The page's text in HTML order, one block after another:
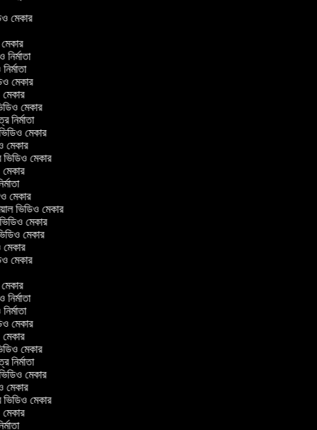
মেকার
মেকার
নির্মাতা
মেকার
মেকার
মেকার
নির্মাতা
ভিডিও মেকার
মেকার
ভিডিও মেকার
মেকার
মেকার
ভিডিও মেকার
মেকার
মেকার
মেকার
মেকার
মেকার
নির্মাতা
মেকার
মেকার
মেকার
নির্মাতা
ভিডিও মেকার
মেকার
ভিডিও মেকার
মেকার